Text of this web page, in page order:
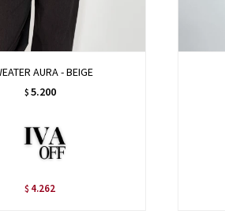
AURA - BEIGE
$ 5.200
$ 4.262